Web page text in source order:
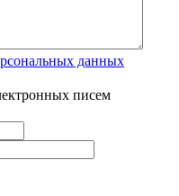
данных
писем